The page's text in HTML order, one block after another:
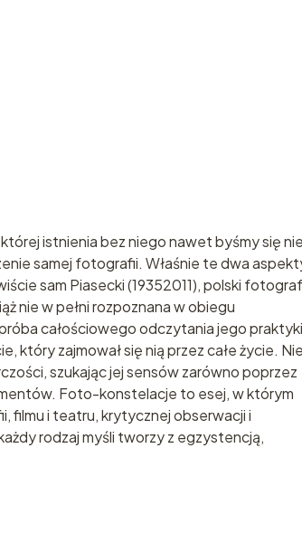
istnienia bez niego nawet byśmy się nie
samej fotografii. Właśnie te dwa
sam Piasecki (19352011), polski
nie w pełni rozpoznana w obiegu
całościowego odczytania jego praktyki
zajmował się nią przez całe życie. Nie
szukając jej sensów zarówno poprzez
Foto-konstelacje to esej, w którym
filmu i teatru, krytycznej obserwacji i
rodzaj myśli tworzy z egzystencją,